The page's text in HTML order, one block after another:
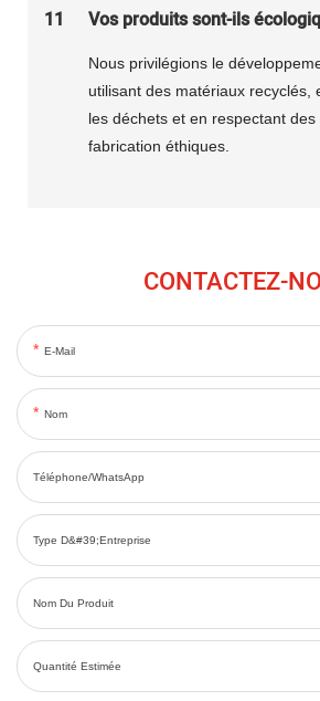
11 Vos produits sont-ils
Nous privilégions le
utilisant des matériaux recyclés,
les déchets et en respectant
fabrication éthiques.
CONTACTEZ-
E-Mail
Nom
Téléphone/WhatsApp
Type D&#39;entreprise
Nom Du Produit
Quantité Estimée